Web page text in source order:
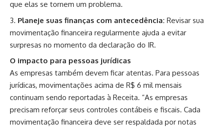
que elas se tornem um problema.
Planeje suas finanças com antecedência: Revisar sua
movimentação financeira regularmente ajuda a evitar
surpresas no momento da declaração do IR.
O impacto para pessoas jurídicas
As empresas também devem ficar atentas. Para pessoas
jurídicas, movimentações acima de R$ 6 mil mensais
continuam sendo reportadas à Receita. “As empresas
precisam reforçar seus controles contábeis e fiscais. Cada
movimentação financeira deve ser respaldada por notas